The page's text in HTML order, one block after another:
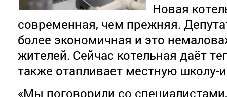
Новая
современная, чем прежняя.
более экономичная и это
жителей. Сейчас котельная даёт
также отапливает местную школу-
«Мы поговорили со